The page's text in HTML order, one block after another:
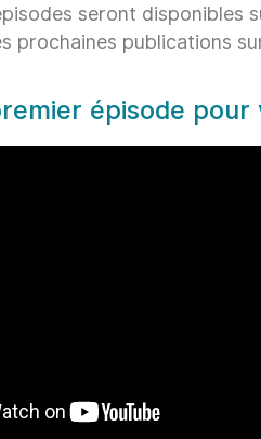
seront disponibles
prochaines publications
épisode